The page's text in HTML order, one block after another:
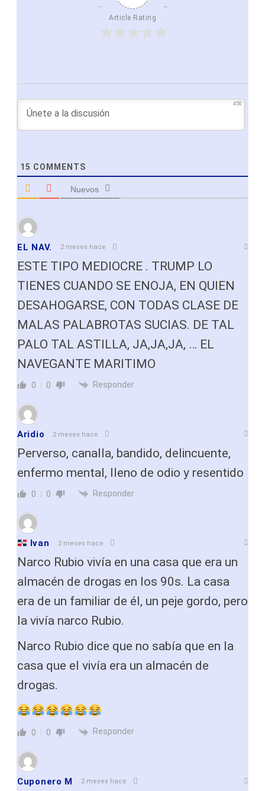
Article Rating
450
15 COMMENTS
Nuevos
EL NAV. 2 meses hace
ESTE TIPO MEDIOCRE . TRUMP LO
TIENES CUANDO SE ENOJA, EN QUIEN
DESAHOGARSE, CON TODAS CLASE DE
MALAS PALABROTAS SUCIAS. DE TAL
PALO TAL ASTILLA, JA,JA,JA, … EL
NAVEGANTE MARITIMO
0 0 Responder
Aridio 2 meses hace
Perverso, canalla, bandido, delincuente,
enfermo mental, lleno de odio y resentido
0 0 Responder
Ivan 2 meses hace
Narco Rubio vivía en una casa que era un
almacén de drogas en los 90s. La casa
era de un familiar de él, un peje gordo, pero
la vivía narco Rubio.
Narco Rubio dice que no sabía que en la
casa que el vivía era un almacén de
drogas.
0 0 Responder
Cuponero M 2 meses hace